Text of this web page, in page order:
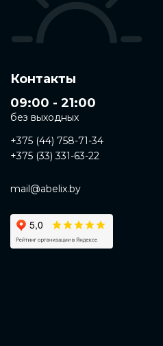
Контакты
09:00 - 21:00
без выходных
+375 (44) 758-71-34
+375 (33) 331-63-22
mail@abelix.by